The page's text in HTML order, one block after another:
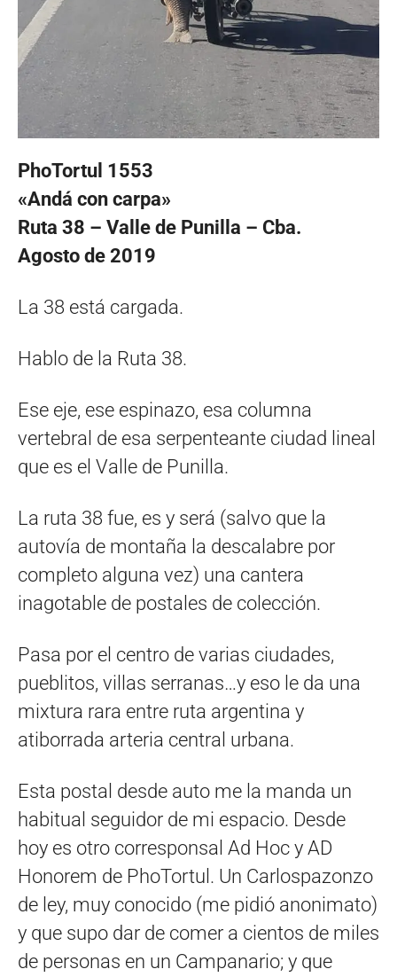
PhoTortul 1553
«Andá con carpa»
Ruta 38 – Valle de Punilla – Cba.
Agosto de 2019
La 38 está cargada.
Hablo de la Ruta 38.
Ese eje, ese espinazo, esa columna
vertebral de esa serpenteante ciudad lineal
que es el Valle de Punilla.
La ruta 38 fue, es y será (salvo que la
autovía de montaña la descalabre por
completo alguna vez) una cantera
inagotable de postales de colección.
Pasa por el centro de varias ciudades,
pueblitos, villas serranas…y eso le da una
mixtura rara entre ruta argentina y
atiborrada arteria central urbana.
Esta postal desde auto me la manda un
habitual seguidor de mi espacio. Desde
hoy es otro corresponsal Ad Hoc y AD
Honorem de PhoTortul. Un Carlospazonzo
de ley, muy conocido (me pidió anonimato)
y que supo dar de comer a cientos de miles
de personas en un Campanario; y que